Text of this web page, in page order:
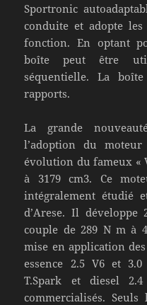
Sportronic
conduite et adopte
fonction. En optant
boîte peut être
séquentielle. La
rapports.
La grande
l’adoption du
évolution du fameux «
à 3179 cm3. Ce
intégralement étudié
d’Arese. Il
couple de 289 N m à
mise en application
essence 2.5 V6 et
T.Spark et diesel
commercialisés.